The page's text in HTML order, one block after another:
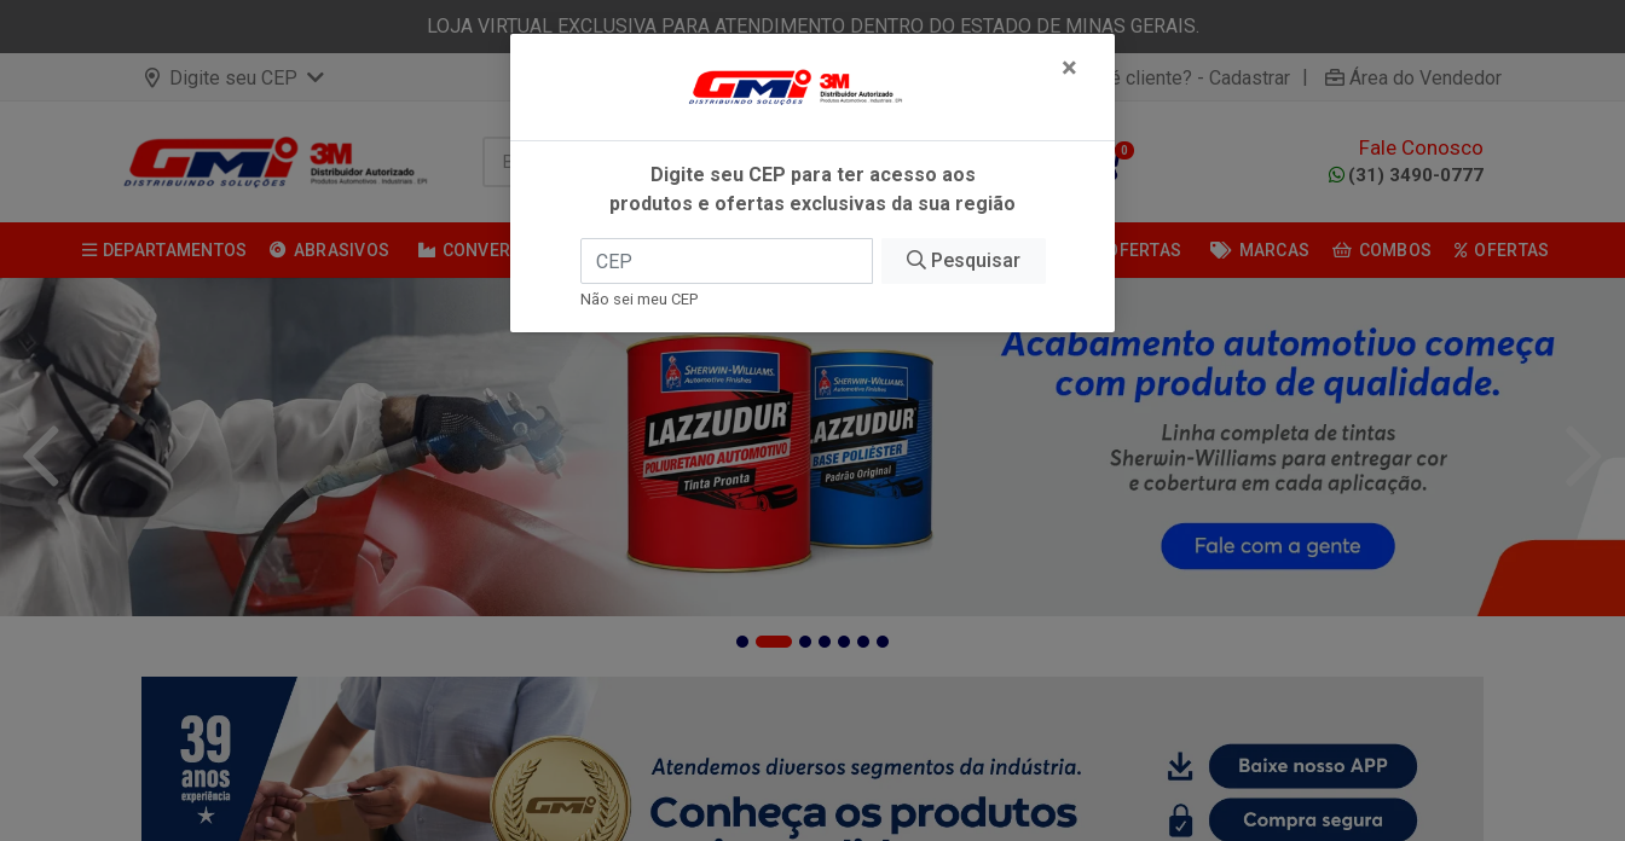
LOJA VIRTUAL EXCLUSIVA PARA ATENDIMENTO DENTRO DO ESTADO DE MINAS GERAIS.
Digite seu CEP Já é cliente? - Entrar Não é cliente? - Cadastrar | Área do Vendedor
0 Fale Conosco
(31) 3490-0777
DEPARTAMENTOS ABRASIVOS CONVERSÃO FITAS ADESIVAS ESTÉTICA AUTOMOTIVA OFERTAS MARCAS COMBOS OFERTAS
×
Digite seu CEP para ter acesso aos
produtos e ofertas exclusivas da sua região
Pesquisar
Não sei meu CEP